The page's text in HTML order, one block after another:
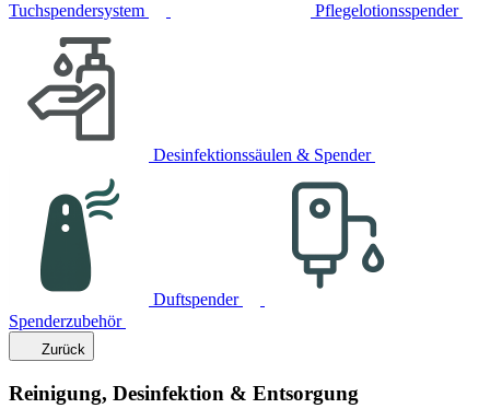
Tuchspendersystem Pflegelotionsspender
Desinfektionssäulen & Spender
Duftspender
Spenderzubehör
Zurück
Reinigung, Desinfektion & Entsorgung